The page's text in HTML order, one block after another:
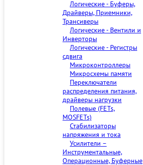
Логические - Буферы,
Драйверы, Приемники,
Трансиверы
Логические - Вентили и
Инверторы
Логические - Регистры
сдвига
Микроконтроллеры
Микросхемы памяти
Переключатели
распределения питания,
драйверы нагрузки
Полевые (FETs,
MOSFETs)
Стабилизаторы
напряжения и тока
Усилители –
Инструментальные,
Операционные, Буферные